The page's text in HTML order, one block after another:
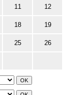
11 12
18 19
25 26